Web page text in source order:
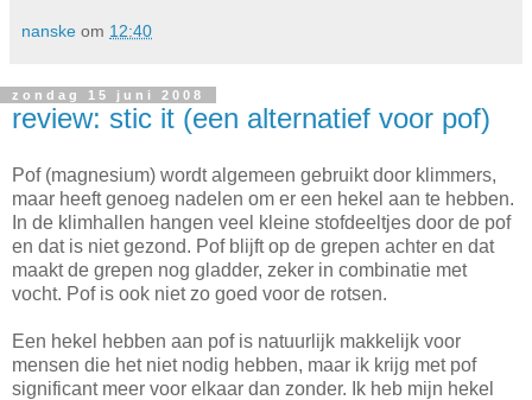
nanske om 12:40
zondag 15 juni 2008
review: stic it (een alternatief voor pof)
Pof (magnesium) wordt algemeen gebruikt door klimmers,
maar heeft genoeg nadelen om er een hekel aan te hebben.
In de klimhallen hangen veel kleine stofdeeltjes door de pof
en dat is niet gezond. Pof blijft op de grepen achter en dat
maakt de grepen nog gladder, zeker in combinatie met
vocht. Pof is ook niet zo goed voor de rotsen.
Een hekel hebben aan pof is natuurlijk makkelijk voor
mensen die het niet nodig hebben, maar ik krijg met pof
significant meer voor elkaar dan zonder. Ik heb mijn hekel